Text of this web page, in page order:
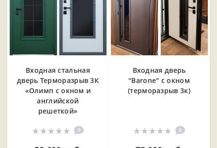
Входная cтальная
дверь Терморазрыв 3К
«Олимп с окном и
английской
решеткой»
0
Входная дверь
"Barone" с окном
(терморазрыв 3к)
0